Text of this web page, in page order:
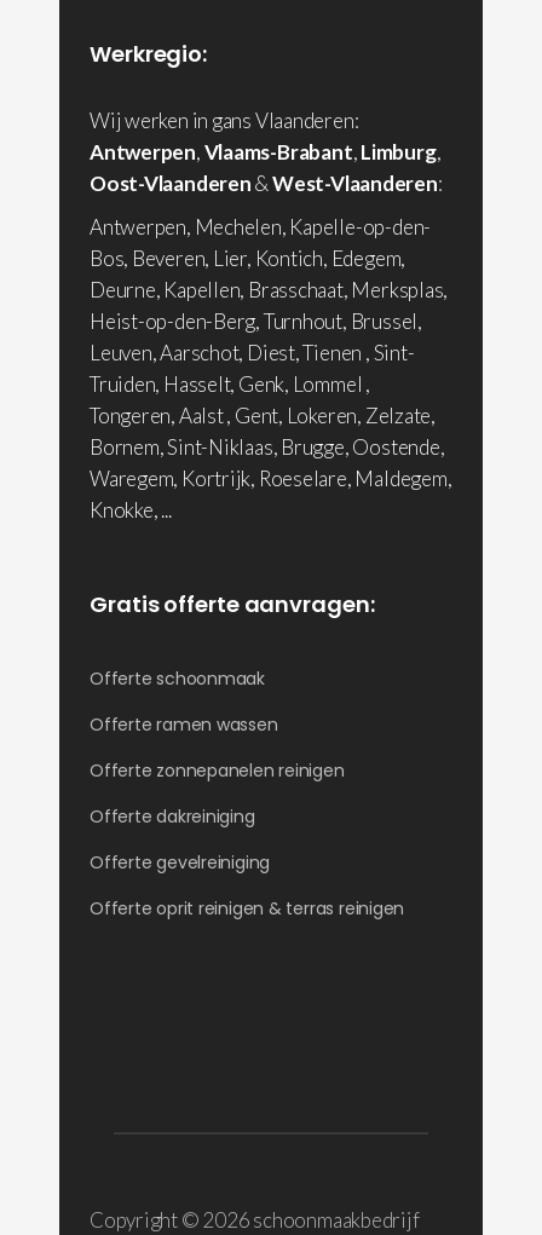
Werkregio:
Wij werken in gans Vlaanderen:
Antwerpen,Vlaams-Brabant,Limburg,
Oost-Vlaanderen&West-Vlaanderen:
Antwerpen, Mechelen, Kapelle-op-den-
Bos, Beveren, Lier, Kontich, Edegem,
Deurne, Kapellen, Brasschaat, Merksplas,
Heist-op-den-Berg, Turnhout, Brussel,
Leuven, Aarschot, Diest, Tienen , Sint-
Truiden, Hasselt, Genk, Lommel ,
Tongeren, Aalst , Gent, Lokeren, Zelzate,
Bornem, Sint-Niklaas, Brugge, Oostende,
Waregem, Kortrijk, Roeselare, Maldegem,
Knokke, ...
Gratis offerte aanvragen:
Offerte schoonmaak
Offerte ramen wassen
Offerte zonnepanelen reinigen
Offerte dakreiniging
Offerte gevelreiniging
Offerte oprit reinigen & terras reinigen
Copyright © 2026 schoonmaakbedrijf